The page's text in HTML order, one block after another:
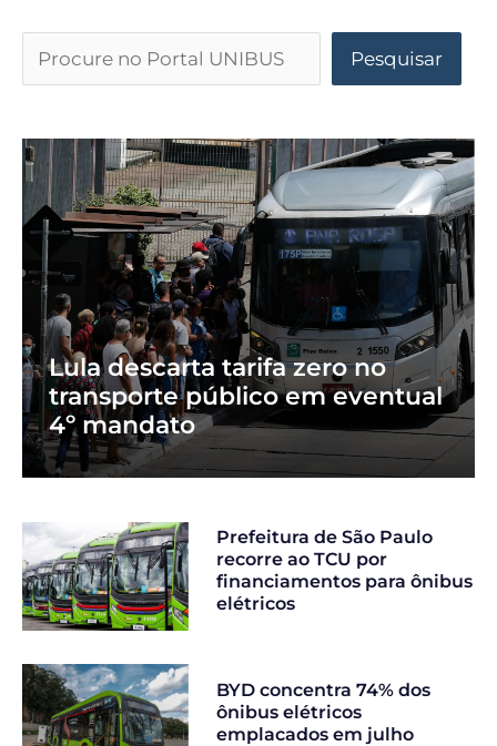
Pesquisar
Lula descarta tarifa zero no
transporte público em eventual
4º mandato
Prefeitura de São Paulo
recorre ao TCU por
financiamentos para ônibus
elétricos
BYD concentra 74% dos
ônibus elétricos
emplacados em julho